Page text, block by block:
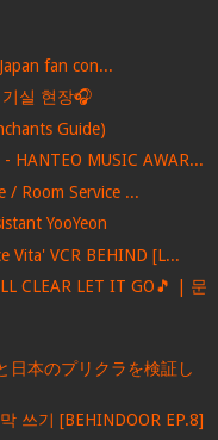
fan con...
기실 현장🎧
Guide)
HANTEO MUSIC AWAR...
/ Room Service ...
YooYeon
Vita' VCR BEHIND [L...
CLEAR LET IT GO🎵 | 문
日本のプリクラを検証し
쓰기 [BEHINDOOR EP.8]